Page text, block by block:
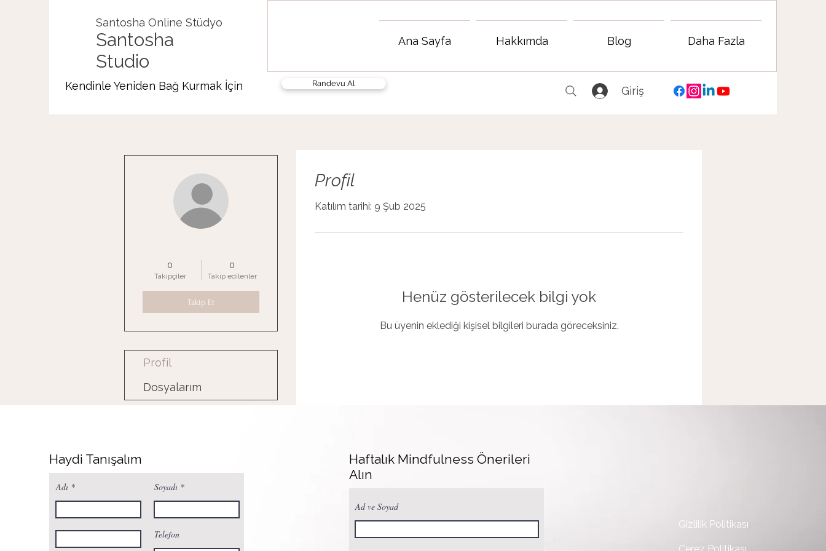
Santosha Online Stüdyo
Santosha
Studio
Ana Sayfa Hakkımda Blog Daha Fazla
Kendinle Yeniden Bağ Kurmak İçin Randevu Al
Giriş
Profil
Katılım tarihi: 9 Şub 2025
Henüz gösterilecek bilgi yok
Bu üyenin eklediği kişisel bilgileri burada göreceksiniz.
0
Takipçiler
0
Takip edilenler
Takip Et
Profil
Dosyalarım
Haydi Tanışalım
Adı Soyadı
Telefon
Haftalık Mindfulness Önerileri
Alın
Ad ve Soyad
Gizlilik Politikası